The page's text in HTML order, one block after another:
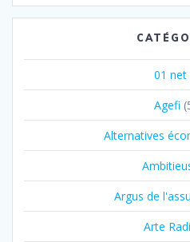
01 net
Agefi
Alternatives
Argus de
Arte